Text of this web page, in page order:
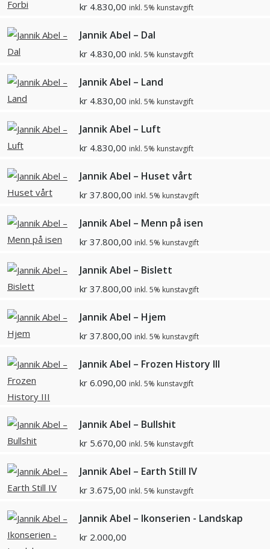
kr 4.830,00 inkl. 5% kunstavgift
Jannik Abel – Dal
kr 4.830,00 inkl. 5% kunstavgift
Jannik Abel – Land
kr 4.830,00 inkl. 5% kunstavgift
Jannik Abel – Luft
kr 4.830,00 inkl. 5% kunstavgift
Jannik Abel – Huset vårt
kr 37.800,00 inkl. 5% kunstavgift
Jannik Abel – Menn på isen
kr 37.800,00 inkl. 5% kunstavgift
Jannik Abel – Bislett
kr 37.800,00 inkl. 5% kunstavgift
Jannik Abel – Hjem
kr 37.800,00 inkl. 5% kunstavgift
Jannik Abel – Frozen History III
kr 6.090,00 inkl. 5% kunstavgift
Jannik Abel – Bullshit
kr 5.670,00 inkl. 5% kunstavgift
Jannik Abel – Earth Still IV
kr 3.675,00 inkl. 5% kunstavgift
Jannik Abel – Ikonserien - Landskap
kr 2.000,00